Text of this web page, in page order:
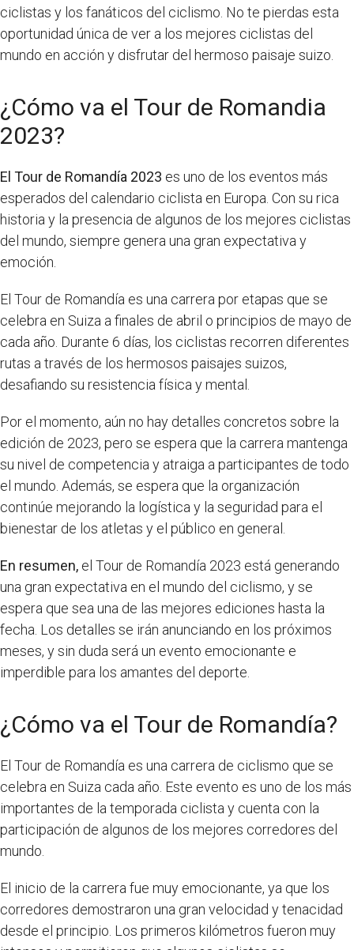
ciclistas y los fanáticos del ciclismo. No te pierdas esta
oportunidad única de ver a los mejores ciclistas del
mundo en acción y disfrutar del hermoso paisaje suizo.
¿Cómo va el Tour de Romandia
2023?
El Tour de Romandía 2023 es uno de los eventos más
esperados del calendario ciclista en Europa. Con su rica
historia y la presencia de algunos de los mejores ciclistas
del mundo, siempre genera una gran expectativa y
emoción.
El Tour de Romandía es una carrera por etapas que se
celebra en Suiza a finales de abril o principios de mayo de
cada año. Durante 6 días, los ciclistas recorren diferentes
rutas a través de los hermosos paisajes suizos,
desafiando su resistencia física y mental.
Por el momento, aún no hay detalles concretos sobre la
edición de 2023, pero se espera que la carrera mantenga
su nivel de competencia y atraiga a participantes de todo
el mundo. Además, se espera que la organización
continúe mejorando la logística y la seguridad para el
bienestar de los atletas y el público en general.
En resumen, el Tour de Romandía 2023 está generando
una gran expectativa en el mundo del ciclismo, y se
espera que sea una de las mejores ediciones hasta la
fecha. Los detalles se irán anunciando en los próximos
meses, y sin duda será un evento emocionante e
imperdible para los amantes del deporte.
¿Cómo va el Tour de Romandía?
El Tour de Romandía es una carrera de ciclismo que se
celebra en Suiza cada año. Este evento es uno de los más
importantes de la temporada ciclista y cuenta con la
participación de algunos de los mejores corredores del
mundo.
El inicio de la carrera fue muy emocionante, ya que los
corredores demostraron una gran velocidad y tenacidad
desde el principio. Los primeros kilómetros fueron muy